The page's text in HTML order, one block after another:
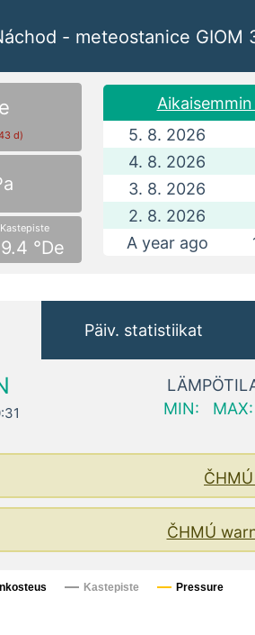
- meteostanice GIOM
d)
Kastepiste
°De
5. 8. 2026
4. 8. 2026
3. 8. 2026
2. 8. 2026
A year ago
Päiv. statistiikat
MIN:
MAX:
ČHMÚ
Kastepiste Pressure